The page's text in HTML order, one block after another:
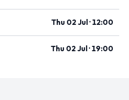
Thu 02 Jul · 12:00
Thu 02 Jul · 19:00